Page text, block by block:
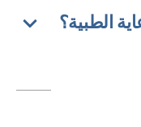
الطبية؟